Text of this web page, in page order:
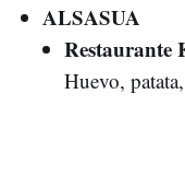
ALSASUA
Restaurante
Huevo,